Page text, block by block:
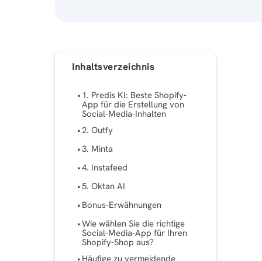
Inhaltsverzeichnis
1. Predis KI: Beste Shopify-
App für die Erstellung von
Social-Media-Inhalten
2. Outfy
3. Minta
4. Instafeed
5. Oktan AI
Bonus-Erwähnungen
Wie wählen Sie die richtige
Social-Media-App für Ihren
Shopify-Shop aus?